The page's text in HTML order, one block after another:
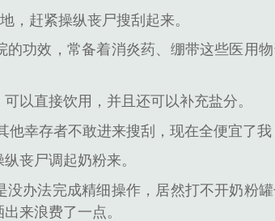
，赶紧操纵丧尸搜刮起来。
功效，常备着消炎药、绷带这些医用
以直接饮用，并且还可以补充盐分。
他幸存者不敢进来搜刮，现在全便宜了
丧尸调起奶粉来。
没办法完成精细操作，居然打不开奶粉
来浪费了一点。